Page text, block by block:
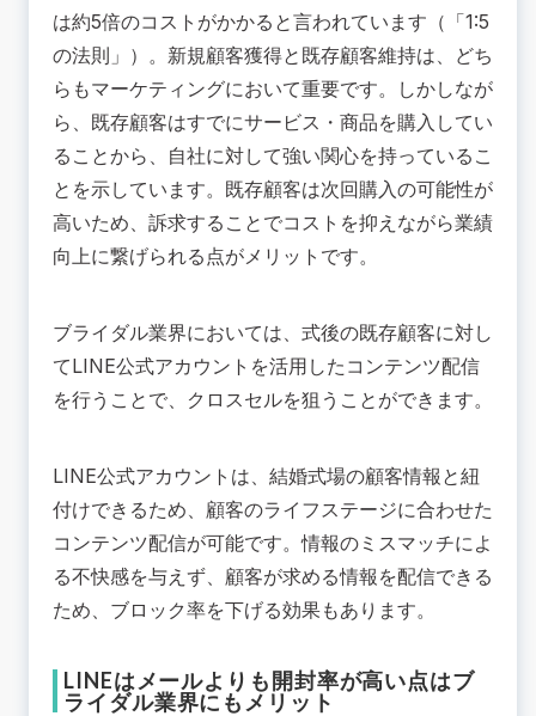
は約5倍のコストがかかると言われています（「1:5
の法則」）。新規顧客獲得と既存顧客維持は、どち
らもマーケティングにおいて重要です。しかしなが
ら、既存顧客はすでにサービス・商品を購入してい
ることから、自社に対して強い関心を持っているこ
とを示しています。既存顧客は次回購入の可能性が
高いため、訴求することでコストを抑えながら業績
向上に繋げられる点がメリットです。
ブライダル業界においては、式後の既存顧客に対し
てLINE公式アカウントを活用したコンテンツ配信
を行うことで、クロスセルを狙うことができます。
LINE公式アカウントは、結婚式場の顧客情報と紐
付けできるため、顧客のライフステージに合わせた
コンテンツ配信が可能です。情報のミスマッチによ
る不快感を与えず、顧客が求める情報を配信できる
ため、ブロック率を下げる効果もあります。
LINEはメールよりも開封率が高い点はブ
ライダル業界にもメリット